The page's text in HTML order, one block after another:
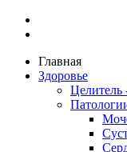
Главная
Здоровье
Целитель